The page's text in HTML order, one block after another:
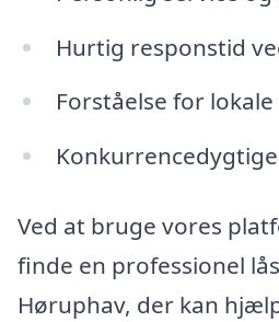
Hurtig responstid
Forståelse for
Ved at bruge vores
finde en professionel
Høruphav, der kan